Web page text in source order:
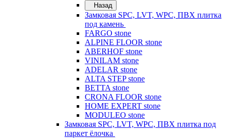
Назад
Замковая SPC, LVT, WPC, ПВХ плитка
под камень
FARGO stone
ALPINE FLOOR stone
ABERHOF stone
VINILAM stone
ADELAR stone
ALTA STEP stone
BETTA stone
CRONA FLOOR stone
HOME EXPERT stone
MODULEO stone
Замковая SPC, LVT, WPC, ПВХ плитка под
паркет ёлочка